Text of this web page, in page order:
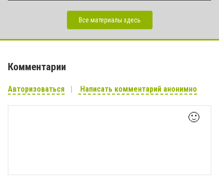
Все материалы здесь
Комментарии
Авторизоваться Написать комментарий анонимно
🙂